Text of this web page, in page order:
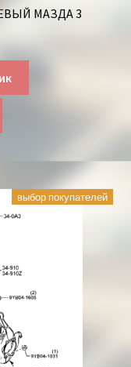
МАЗДА 3
выбор покупателей